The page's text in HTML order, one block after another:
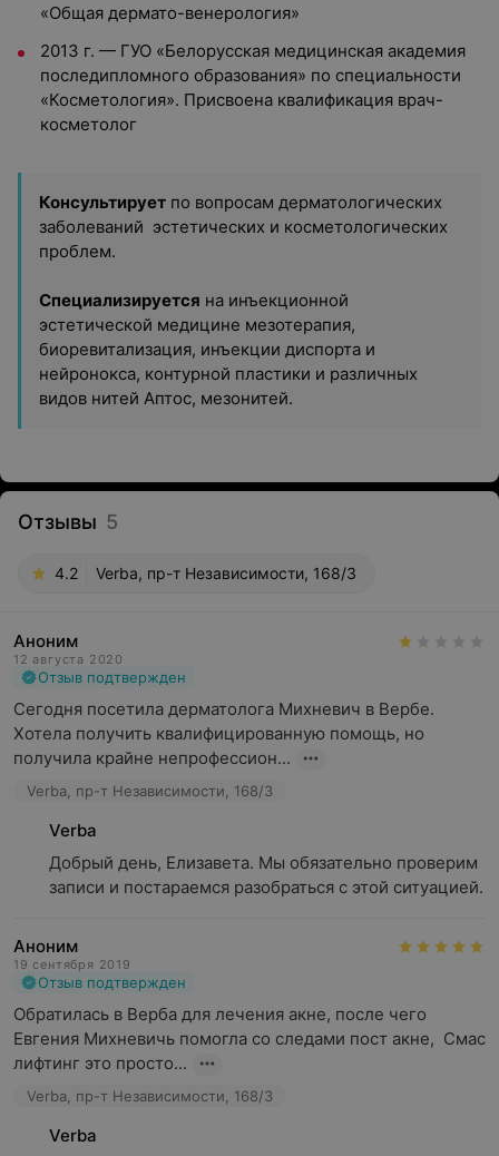
«Общая дермато-венерология»
2013 г. — ГУО «Белорусская медицинская академия
последипломного образования» по специальности
«Косметология». Присвоена квалификация врач-
косметолог
Консультирует по вопросам дерматологических
заболеваний эстетических и косметологических
проблем.
Специализируется на инъекционной
эстетической медицине мезотерапия,
биоревитализация, инъекции диспорта и
нейронокса, контурной пластики и различных
видов нитей Аптос, мезонитей.
Отзывы 5
4.2 Verba, пр-т Независимости, 168/3
Аноним
12 августа 2020
Отзыв подтвержден
Сегодня посетила дерматолога Михневич в Вербе.
Хотела получить квалифицированную помощь, но
получила крайне непрофессион...
Verba, пр-т Независимости, 168/3
Verba
Добрый день, Елизавета. Мы обязательно проверим
записи и постараемся разобраться с этой ситуацией.
Аноним
19 сентября 2019
Отзыв подтвержден
Обратилась в Верба для лечения акне, после чего
Евгения Михневичь помогла со следами пост акне,  Смас
лифтинг это просто...
Verba, пр-т Независимости, 168/3
Verba